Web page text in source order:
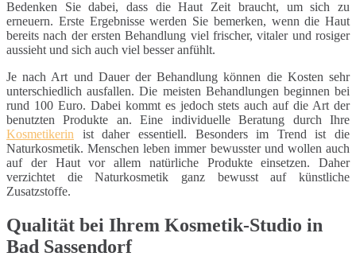
Bedenken Sie dabei, dass die Haut Zeit braucht, um sich zu
erneuern. Erste Ergebnisse werden Sie bemerken, wenn die Haut
bereits nach der ersten Behandlung viel frischer, vitaler und rosiger
aussieht und sich auch viel besser anfühlt.
Je nach Art und Dauer der Behandlung können die Kosten sehr
unterschiedlich ausfallen. Die meisten Behandlungen beginnen bei
rund 100 Euro. Dabei kommt es jedoch stets auch auf die Art der
benutzten Produkte an. Eine individuelle Beratung durch Ihre
Kosmetikerin ist daher essentiell. Besonders im Trend ist die
Naturkosmetik. Menschen leben immer bewusster und wollen auch
auf der Haut vor allem natürliche Produkte einsetzen. Daher
verzichtet die Naturkosmetik ganz bewusst auf künstliche
Zusatzstoffe.
Qualität bei Ihrem Kosmetik-Studio in
Bad Sassendorf